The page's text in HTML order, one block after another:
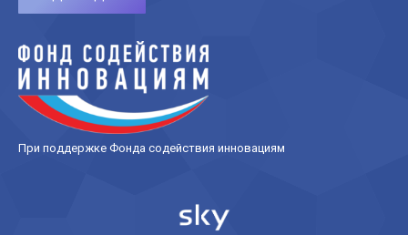
При поддержке Фонда содействия инновациям